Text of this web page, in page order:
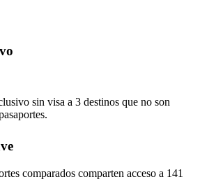
sin visa a 3 destinos que no son
comparados comparten acceso a 141